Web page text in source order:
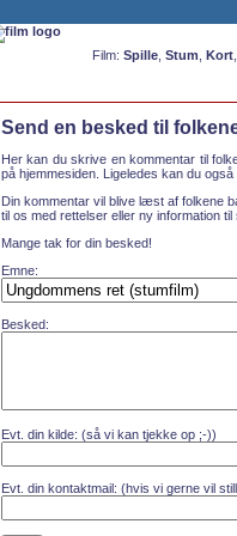
Film: Spille, Stum Kort,
Send en besked til
Her kan du skrive en kommentar til
på hjemmesiden. Ligeledes kan du
Din kommentar vil blive læst af folkene
til os med rettelser eller ny information
Mange tak for din besked!
Emne:
Besked:
Evt. din kilde: (så vi kan tjekke op ;-))
Evt. din kontaktmail: (hvis vi gerne vil